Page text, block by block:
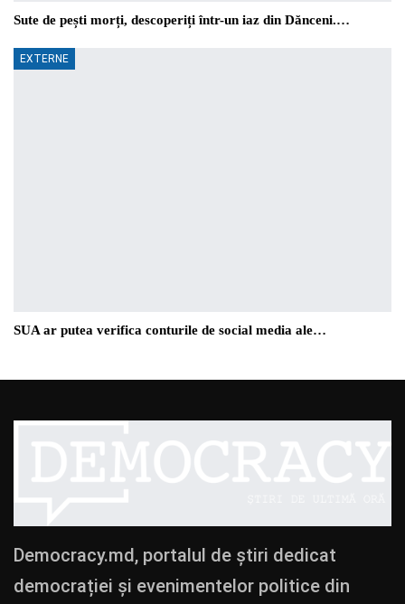
Sute de pești morți, descoperiți într-un iaz din Dănceni.…
EXTERNE
SUA ar putea verifica conturile de social media ale…
Democracy.md, portalul de știri dedicat
democrației și evenimentelor politice din